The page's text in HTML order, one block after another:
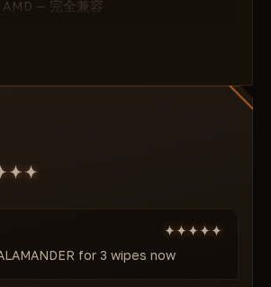
星可见度
中星星数量
食品
明水
导入/导出预设
— 完全兼容
— 隐形调整子弹轨
子弹轨迹以便理解
UnSafe）
野半径
字
for 3 wipes now